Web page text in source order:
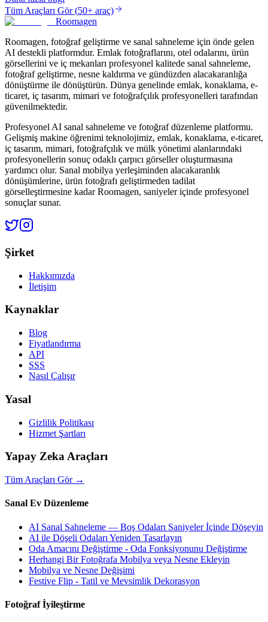
Tüm Araçları Gör(50+ araç)
Roomagen
Roomagen, fotoğraf geliştirme ve sanal sahneleme için önde gelen
AI destekli platformdur. Emlak fotoğraflarını, otel odalarını, ürün
görsellerini ve iç mekanları profesyonel kalitede sanal sahneleme,
fotoğraf geliştirme, nesne kaldırma ve gündüzden alacakaranlığa
dönüştürme ile dönüştürün. Dünya genelinde emlak, konaklama, e-
ticaret, iç tasarım, mimari ve fotoğrafçılık profesyonelleri tarafından
güvenilmektedir.
Profesyonel AI sanal sahneleme ve fotoğraf düzenleme platformu.
Gelişmiş makine öğrenimi teknolojimiz, emlak, konaklama, e-ticaret,
iç tasarım, mimari, fotoğrafçılık ve mülk yönetimi alanlarındaki
profesyonellerin sonuç odaklı çarpıcı görseller oluşturmasına
yardımcı olur. Sanal mobilya yerleşiminden alacakaranlık
dönüşümlerine, ürün fotoğrafı geliştirmeden tadilat
görselleştirmesine kadar Roomagen, saniyeler içinde profesyonel
sonuçlar sunar.
Şirket
Hakkımızda
İletişim
Kaynaklar
Blog
Fiyatlandırma
API
SSS
Nasıl Çalışır
Yasal
Gizlilik Politikası
Hizmet Şartları
Yapay Zeka Araçları
Tüm Araçları Gör→
Sanal Ev Düzenleme
AI Sanal Sahneleme — Boş Odaları Saniyeler İçinde Döşeyin
AI ile Döşeli Odaları Yeniden Tasarlayın
Oda Amacını Değiştirme - Oda Fonksiyonunu Değiştirme
Herhangi Bir Fotoğrafa Mobilya veya Nesne Ekleyin
Mobilya ve Nesne Değişimi
Festive Flip - Tatil ve Mevsimlik Dekorasyon
Fotoğraf İyileştirme